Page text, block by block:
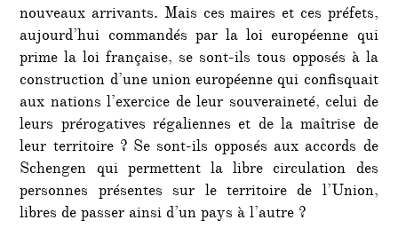
nouveaux arrivants. Mais ces maires et ces préfets,
aujourd’hui commandés par la loi européenne qui
prime la loi française, se sont-ils tous opposés à la
construction d’une union européenne qui confisquait
aux nations l’exercice de leur souveraineté, celui de
leurs prérogatives régaliennes et de la maîtrise de
leur territoire ? Se sont-ils opposés aux accords de
Schengen qui permettent la libre circulation des
personnes présentes sur le territoire de l’Union,
libres de passer ainsi d’un pays à l’autre ?